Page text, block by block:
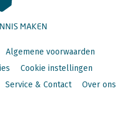
MAKEN
Algemene voorwaarden
Cookie instellingen
Service & Contact Over ons